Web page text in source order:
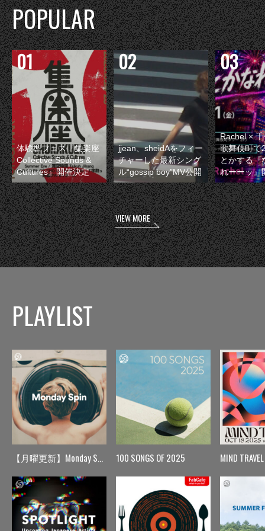
POPULAR
体験型フェス『集楽座
Collective Sounds &
Cultures』開催決定
jjean、sheidAをフィー
チャーした最新シング
ル“gossip boy”MV公開
Rachel ×
歌舞伎町で
とかする『
れーーッ』
VIEW MORE
PLAYLIST
【月曜更新】Monday Spin 100 SONGS OF 2025 MIND TRAVEL